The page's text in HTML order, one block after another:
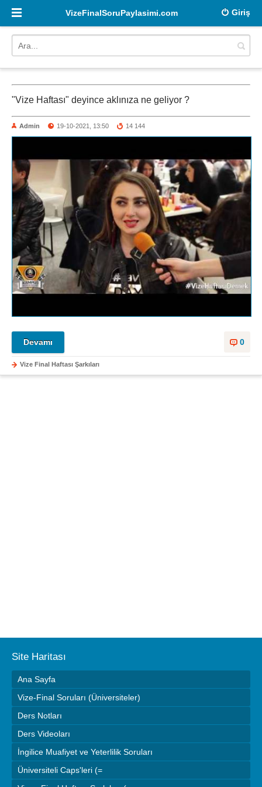
Giriş
VizeFinalSoruPaylasimi.com
"Vize Haftası" deyince aklınıza ne geliyor ?
Admin 19-10-2021, 13:50 14 144
0
Devamı
Vize Final Haftası Şarkıları
Site Haritası
Ana Sayfa
Vize-Final Soruları (Üniversiteler)
Ders Notları
Ders Videoları
İngilice Muafiyet ve Yeterlilik Soruları
Üniversiteli Caps'leri (=